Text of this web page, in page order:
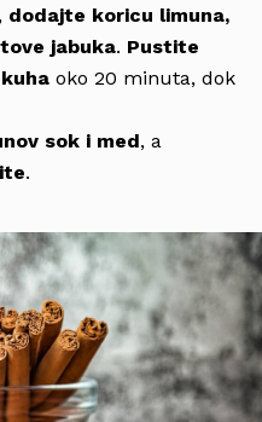
dodajte koricu limuna,
jabuka. Pustite
oko 20 minuta, dok
sok i med, a
.